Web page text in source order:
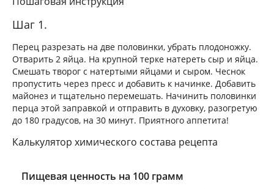
Шаг 1.
Перец разрезать на две половинки, убрать плодоножку.
Отварить 2 яйца. На крупной терке натереть сыр и яйца.
Смешать творог с натертыми яйцами и сыром. Чеснок
пропустить через пресс и добавить к начинке. Добавить
майонез и тщательно перемешать. Начинить половинки
перца этой заправкой и отправить в духовку, разогретую
до 180 градусов, на 30 минут. Приятного аппетита!
Калькулятор химического состава рецепта
Пищевая ценность на 100 грамм